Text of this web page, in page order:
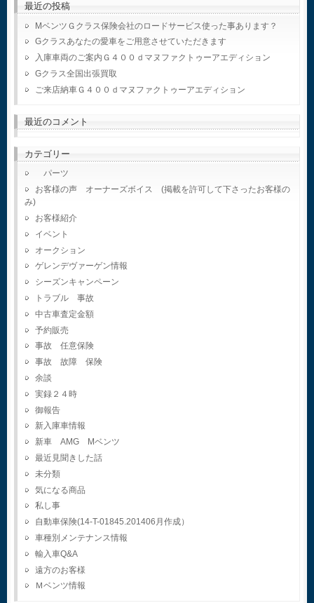
最近の投稿
MベンツＧクラス保険会社のロードサービス使った事あります？
Gクラスあなたの愛車をご用意させていただきます
入庫車両のご案内Ｇ４００ｄマヌファクトゥーアエディション
Gクラス全国出張買取
ご来店納車Ｇ４００ｄマヌファクトゥーアエディション
最近のコメント
カテゴリー
パーツ
お客様の声 オーナーズボイス (掲載を許可して下さったお客様の
み)
お客様紹介
イベント
オークション
ゲレンデヴァーゲン情報
シーズンキャンペーン
トラブル 事故
中古車査定金額
予約販売
事故 任意保険
事故 故障 保険
余談
実録２４時
御報告
新入庫車情報
新車 AMG Mベンツ
最近見聞きした話
未分類
気になる商品
私し事
自動車保険(14-T-01845.201406月作成）
車種別メンテナンス情報
輸入車Q&A
遠方のお客様
Ｍベンツ情報